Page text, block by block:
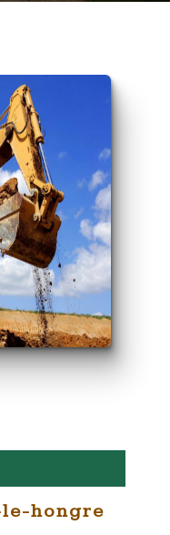
le-hongre